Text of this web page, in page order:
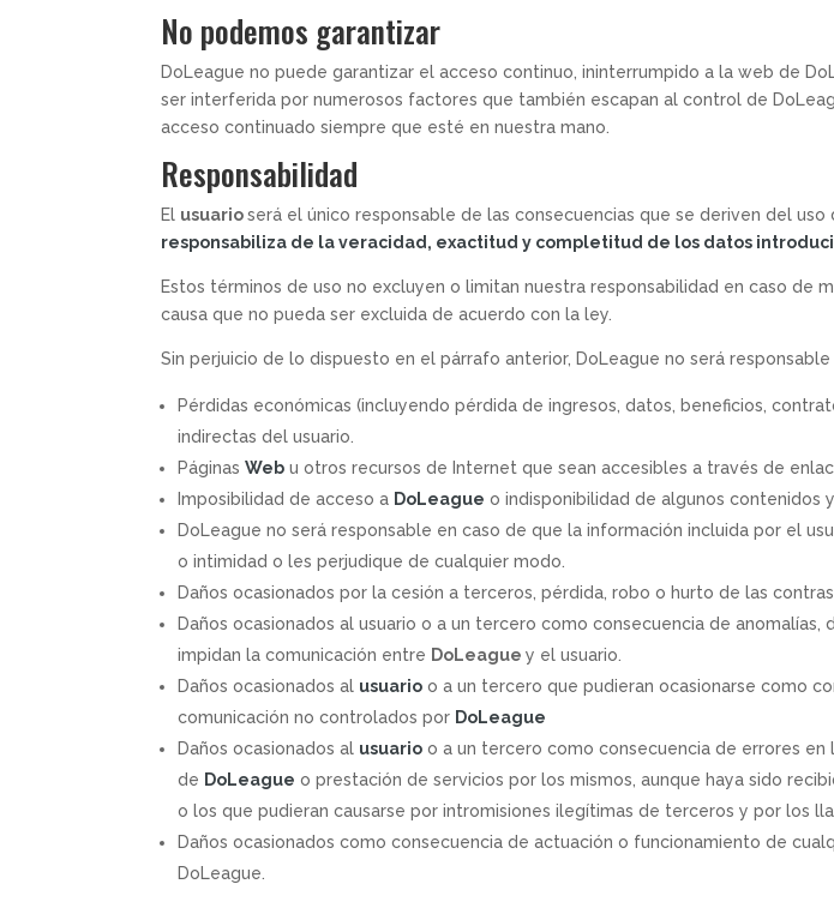
No podemos garantizar
DoLeague no puede garantizar el acceso continuo, ininterrumpido a la web de
ser interferida por numerosos factores que también escapan al control de
acceso continuado siempre que esté en nuestra mano.
Responsabilidad
El usuarioserá el único responsable de las consecuencias que se deriven del
responsabiliza de la veracidad, exactitud y completitud de los datos
Estos términos de uso no excluyen o limitan nuestra responsabilidad en caso
causa que no pueda ser excluida de acuerdo con la ley.
Sin perjuicio de lo dispuesto en el párrafo anterior, DoLeague no será responsable
Pérdidas económicas (incluyendo pérdida de ingresos, datos, beneficios,
indirectas del usuario.
PáginasWeb u otros recursos de Internet que sean accesibles a través de
Imposibilidad de acceso a DoLeague o indisponibilidad de algunos contenidos
DoLeague no será responsable en caso de que la información incluida por el
o intimidad o les perjudique de cualquier modo.
Daños ocasionados por la cesión a terceros, pérdida, robo o hurto de las
Daños ocasionados al usuario o a un tercero como consecuencia de
impidan la comunicación entre DoLeaguey el usuario.
Daños ocasionados al usuario o a un tercero que pudieran ocasionarse como
comunicación no controlados por DoLeague
Daños ocasionados al usuario o a un tercero como consecuencia de errores
de DoLeague o prestación de servicios por los mismos, aunque haya sido
o los que pudieran causarse por intromisiones ilegítimas de terceros y por los
Daños ocasionados como consecuencia de actuación o funcionamiento de
DoLeague.